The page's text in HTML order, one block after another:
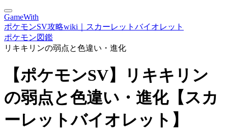
GameWith
ポケモンSV攻略wiki｜スカーレットバイオレット
ポケモン図鑑
リキキリンの弱点と色違い・進化
【ポケモンSV】リキキリン
の弱点と色違い・進化【スカ
ーレットバイオレット】